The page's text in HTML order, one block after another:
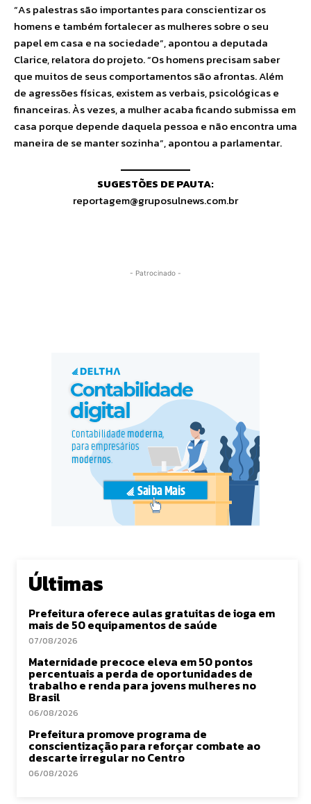
“As palestras são importantes para conscientizar os
homens e também fortalecer as mulheres sobre o seu
papel em casa e na sociedade”, apontou a deputada
Clarice, relatora do projeto. “Os homens precisam saber
que muitos de seus comportamentos são afrontas. Além
de agressões físicas, existem as verbais, psicológicas e
financeiras. Às vezes, a mulher acaba ficando submissa em
casa porque depende daquela pessoa e não encontra uma
maneira de se manter sozinha”, apontou a parlamentar.
SUGESTÕES DE PAUTA:
reportagem@gruposulnews.com.br
- Patrocinado -
Últimas
Prefeitura oferece aulas gratuitas de ioga em
mais de 50 equipamentos de saúde
07/08/2026
Maternidade precoce eleva em 50 pontos
percentuais a perda de oportunidades de
trabalho e renda para jovens mulheres no
Brasil
06/08/2026
Prefeitura promove programa de
conscientização para reforçar combate ao
descarte irregular no Centro
06/08/2026